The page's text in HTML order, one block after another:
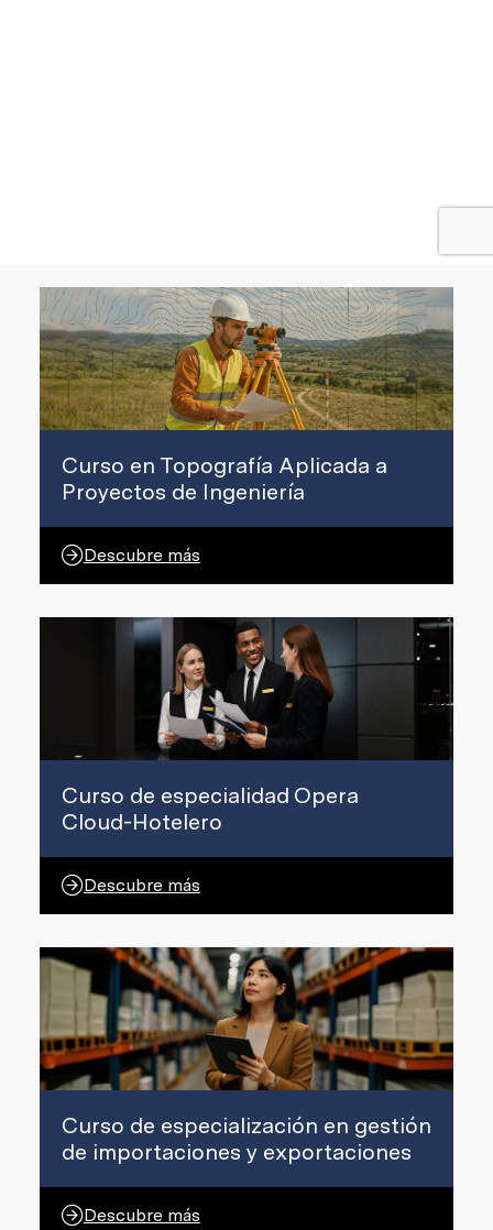
Curso en Topografía Aplicada a
Proyectos de Ingeniería
Descubre más
Curso de especialidad Opera
Cloud-Hotelero
Descubre más
Curso de especialización en gestión
de importaciones y exportaciones
Descubre más